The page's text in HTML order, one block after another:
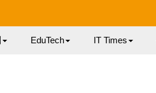
EduTech IT Times